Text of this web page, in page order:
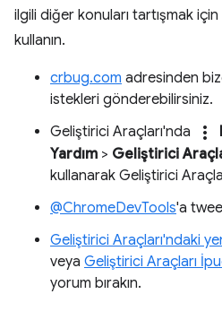
ilgili diğer konuları tartışmak
kullanın.
crbug.com adresinden
istekleri gönderebilirsiniz.
Geliştirici Araçları'nda
more_vert
Yardım > Geliştirici
kullanarak Geliştirici
@ChromeDevTools'a
Geliştirici Araçları'ndaki
veya Geliştirici Araçları
yorum bırakın.